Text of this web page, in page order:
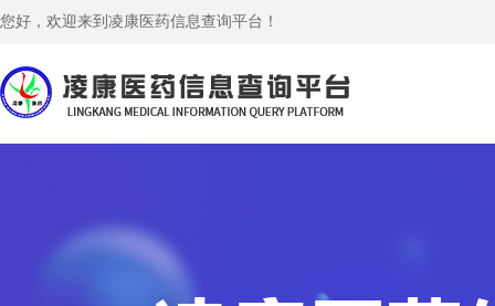
您好，欢迎来到凌康医药信息查询平台！